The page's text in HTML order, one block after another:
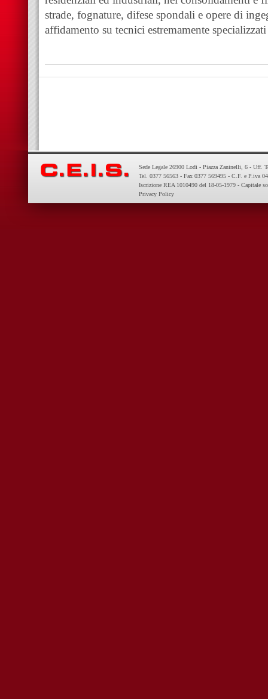
strade, fognature, difese spondali e opere di
affidamento su tecnici estremamente
Sede Legale 26900 Lodi - Piazza Zaninelli, 6 - Uff.
Tel. 0377 56563 - Fax 0377 569495 - C.F. e P.iva
Iscrizione REA 1010490 del 18-05-1979 - Capitale
Privacy Policy